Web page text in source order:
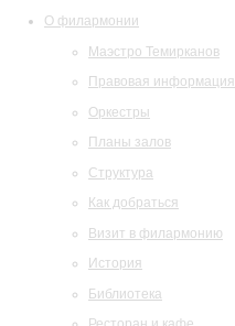
О филармонии
Маэстро Темирканов
Правовая информация
Оркестры
Планы залов
Структура
Как добраться
Визит в филармонию
История
Библиотека